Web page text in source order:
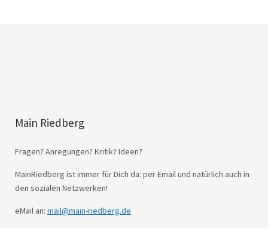
Main Riedberg
Fragen? Anregungen? Kritik? Ideen?
MainRiedberg ist immer für Dich da: per Email und natürlich auch in
den sozialen Netzwerken!
eMail an: mail@main-riedberg.de